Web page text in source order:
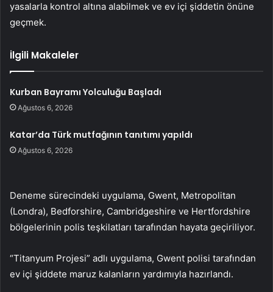
yasalarla kontrol altına alabilmek ve ev içi şiddetin önüne
geçmek.
İlgili Makaleler
Kurban Bayramı Yolculuğu Başladı
Ağustos 6, 2026
Katar’da Türk mutfağının tanıtımı yapıldı
Ağustos 6, 2026
Deneme sürecindeki uygulama, Gwent, Metropolitan
(Londra), Bedforshire, Cambridgeshire ve Hertfordshire
bölgelerinin polis teşkilatları tarafından hayata geçiriliyor.
“Titanyum Projesi” adlı uygulama, Gwent polisi tarafından
ev içi şiddete maruz kalanların yardımıyla hazırlandı.